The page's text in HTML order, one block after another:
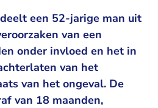
een 52-jarige man uit
van een
onder invloed en het in
van het
van het ongeval. De
van 18 maanden,